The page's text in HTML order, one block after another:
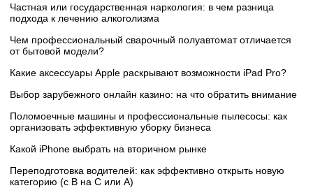
Частная или государственная наркология: в чем разница
подхода к лечению алкоголизма
Чем профессиональный сварочный полуавтомат отличается
от бытовой модели?
Какие аксессуары Apple раскрывают возможности iPad Pro?
Выбор зарубежного онлайн казино: на что обратить внимание
Поломоечные машины и профессиональные пылесосы: как
организовать эффективную уборку бизнеса
Какой iPhone выбрать на вторичном рынке
Переподготовка водителей: как эффективно открыть новую
категорию (с B на C или А)